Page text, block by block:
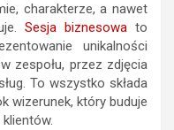
charakterze, a nawet
Sesja biznesowato
unikalności
zespołu, przez zdjęcia
To wszystko składa
wizerunek, który buduje